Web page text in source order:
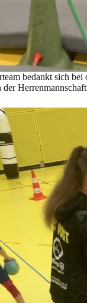
bedankt sich